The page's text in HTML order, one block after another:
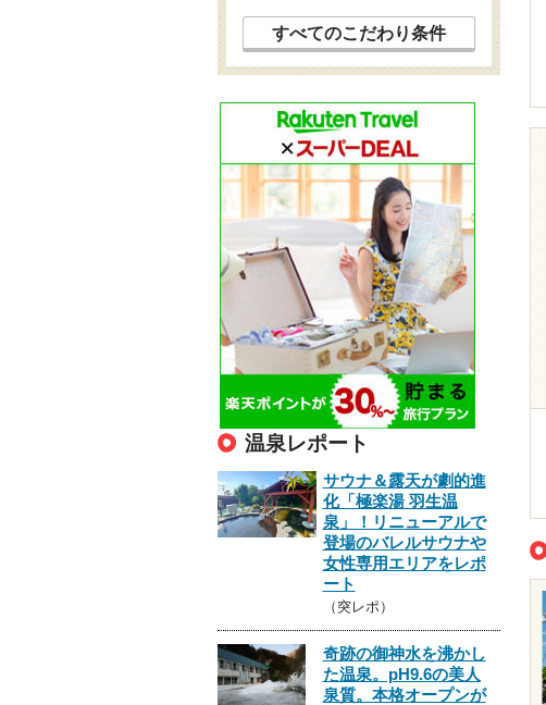
すべてのこだわり条件
温泉レポート
サウナ＆露天が劇的進
化「極楽湯 羽生温
泉」！リニューアルで
登場のバレルサウナや
女性専用エリアをレポ
ート
（突レポ）
奇跡の御神水を沸かし
た温泉。pH9.6の美人
泉質。本格オープンが